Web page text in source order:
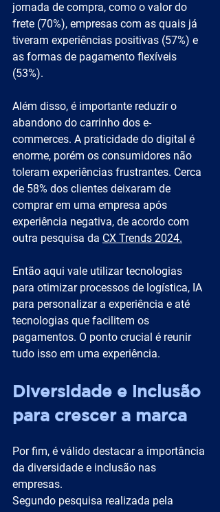
jornada de compra, como o valor do
frete (70%), empresas com as quais já
tiveram experiências positivas (57%) e
as formas de pagamento flexíveis
(53%).
Além disso, é importante reduzir o
abandono do carrinho dos e-
commerces. A praticidade do digital é
enorme, porém os consumidores não
toleram experiências frustrantes. Cerca
de 58% dos clientes deixaram de
comprar em uma empresa após
experiência negativa, de acordo com
outra pesquisa da CX Trends 2024.
Então aqui vale utilizar tecnologias
para otimizar processos de logística, IA
para personalizar a experiência e até
tecnologias que facilitem os
pagamentos. O ponto crucial é reunir
tudo isso em uma experiência.
Diversidade e inclusão
para crescer a marca
Por fim, é válido destacar a importância
da diversidade e inclusão nas
empresas.
Segundo pesquisa realizada pela